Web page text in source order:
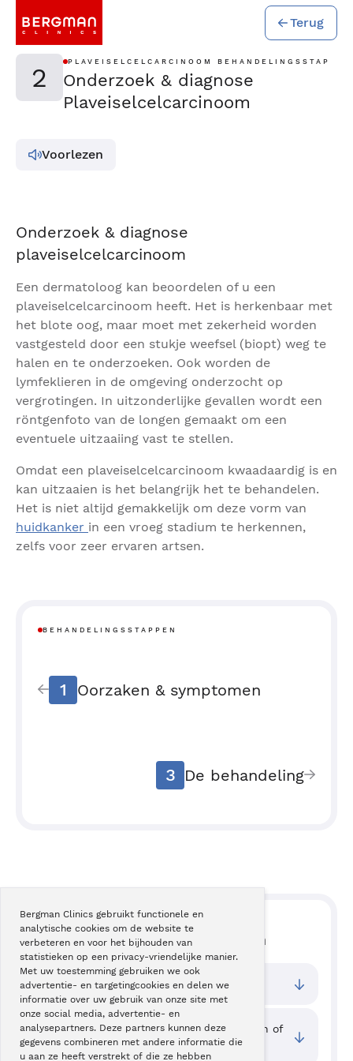
Bergman Clinics gebruikt functionele en
analytische cookies om de website te
verbeteren en voor het bijhouden van
statistieken op een privacy-vriendelijke manier.
Met uw toestemming gebruiken we ook
advertentie- en targetingcookies en delen we
informatie over uw gebruik van onze site met
onze social media, advertentie- en
analysepartners. Deze partners kunnen deze
gegevens combineren met andere informatie die
u aan ze heeft verstrekt of die ze hebben
Terug
2 PLAVEISELCELCARCINOOM BEHANDELINGSSTAP
Onderzoek & diagnose
Plaveiselcelcarcinoom
Voorlezen
Onderzoek & diagnose
plaveiselcelcarcinoom
Een dermatoloog kan beoordelen of u een
plaveiselcelcarcinoom heeft. Het is herkenbaar met
het blote oog, maar moet met zekerheid worden
vastgesteld door een stukje weefsel (biopt) weg te
halen en te onderzoeken. Ook worden de
lymfeklieren in de omgeving onderzocht op
vergrotingen. In uitzonderlijke gevallen wordt een
röntgenfoto van de longen gemaakt om een
eventuele uitzaaiing vast te stellen.
Omdat een plaveiselcelcarcinoom kwaadaardig is en
kan uitzaaien is het belangrijk het te behandelen.
Het is niet altijd gemakkelijk om deze vorm van
huidkanker in een vroeg stadium te herkennen,
zelfs voor zeer ervaren artsen.
BEHANDELINGSSTAPPEN
1 Oorzaken & symptomen
3 De behandeling
VRAGEN
Lees hier veelgestelde vragen
Bij welke vestigingen kan ik terecht?
Waar kan ik ervaringen van cliënten zien of
mijn ervaring delen?